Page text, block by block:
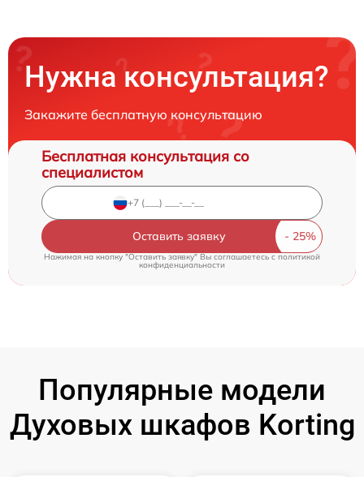
Нужна консультация?
Закажите бесплатную консультацию
Бесплатная консультация со
специалистом
Оставить заявку
Нажимая на кнопку "Оставить заявку" Вы соглашаетесь cполитикой
конфиденциальности
Популярные модели
Духовых шкафов Korting